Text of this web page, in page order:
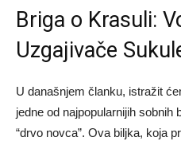
Briga o Krasuli:
Uzgajivače
U današnjem članku, istražit
jedne od najpopularnijih sobnih
“drvo novca”. Ova biljka, koja